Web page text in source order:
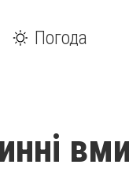
Погода